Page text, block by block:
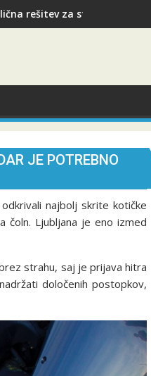
rešitev za starše med
JE POTREBNO
najbolj skrite kotičke
čoln. Ljubljana je eno izmed
strahu, saj je prijava hitra
določenih postopkov,